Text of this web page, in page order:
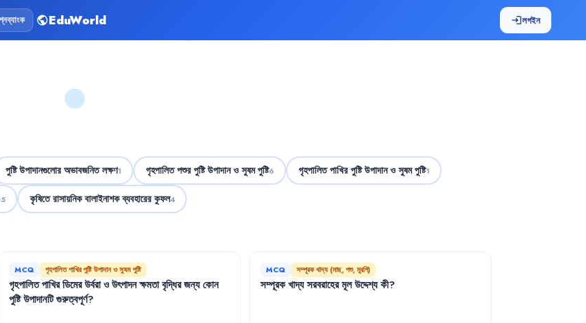
publicEduWorld loginলগইন
পুষ্টি উপাদানগুলোর অভাবজনিত লক্ষণ1 গৃহপালিত পশুর পুষ্টি উপাদান ও সুষম পুষ্টি6 গৃহপালিত পাখির পুষ্টি উপাদান ও সুষম পুষ্টি1
5 কৃষিতে রাসায়নিক বালাইনাশক ব্যবহারের কুফল4
MCQ গৃহপালিত পাখির পুষ্টি উপাদান ও সুষম পুষ্টি
গৃহপালিতপাখিরডিমেরউর্বরাওউৎপাদনক্ষমতাবৃদ্ধিরজন্য কোন
পুষ্টিউপাদানটিগুরুত্বপূর্ণ?
MCQ সম্পূরক খাদ্য (মাছ, পশু, মুরগি)
সম্পূরক খাদ্য সরবরাহের মূল উদ্দেশ্য কী?